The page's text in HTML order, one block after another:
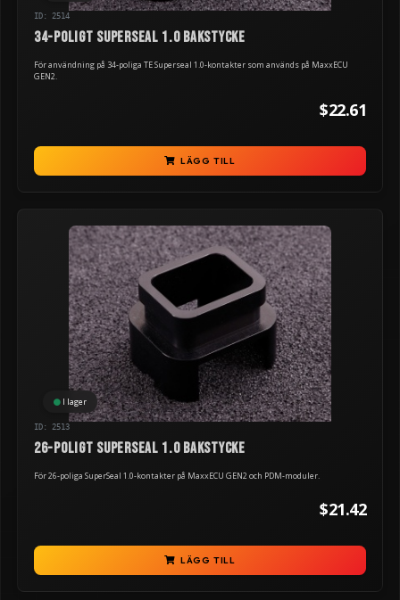
ID: 2514
34-poligt Superseal 1.0 bakstycke
För användning på 34-poliga TE Superseal 1.0-kontakter som används på MaxxECU
GEN2.
$22.61
LÄGG TILL
I lager
ID: 2513
26-poligt Superseal 1.0 bakstycke
För 26-poliga SuperSeal 1.0-kontakter på MaxxECU GEN2 och PDM-moduler.
$21.42
LÄGG TILL